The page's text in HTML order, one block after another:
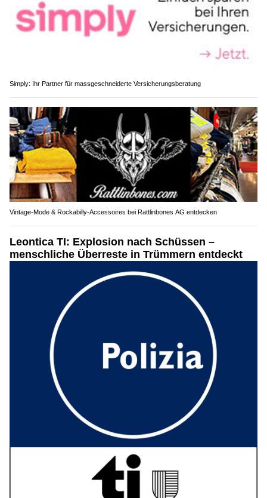
Simply: Ihr Partner für massgeschneiderte Versicherungsberatung
Vintage-Mode & Rockabilly-Accessoires bei Rattlinbones AG entdecken
Leontica TI: Explosion nach Schüssen –
menschliche Überreste in Trümmern entdeckt